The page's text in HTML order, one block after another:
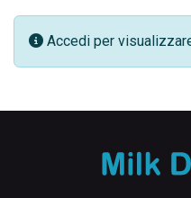
Accedi per